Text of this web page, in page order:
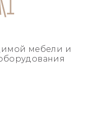
мебели и